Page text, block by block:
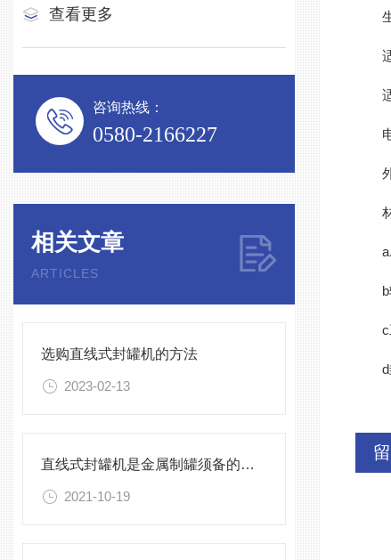
查看更多
咨询热线：
0580-2166227
相关文章
ARTICLES
选购直线式封罐机的方法
2023-02-13
直线式封罐机是金属制罐须备的加工设备
2021-10-19
生
适
适
电
外
材
a.
b输
c工
d封